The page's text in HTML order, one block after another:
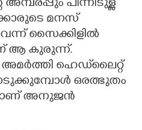
പിന്നീടുള്ള
മനസ്
സൈക്കിളിൽ
ആ കുരുന്ന്.
അമർത്തി ഹെഡ്‌ലൈറ്റ്
ഒരത്ഭുതം
അനുജൻ